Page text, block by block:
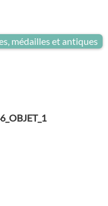
médailles et antiques